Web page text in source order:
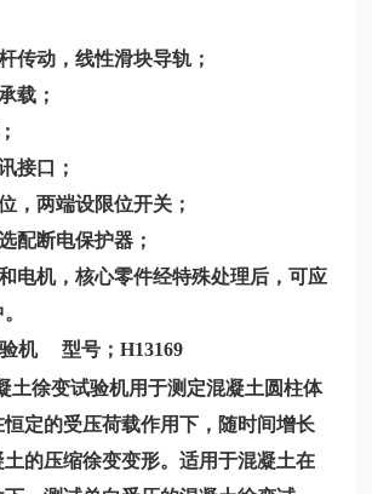
传动，线性滑块导轨；
载；
接口；
，两端设限位开关；
配断电保护器；
电机，核心零件经特殊处理后，可应
验机 型号；H13169
土徐变试验机用于测定混凝土圆柱体
定的受压荷载作用下，随时间增长
的压缩徐变变形。适用于混凝土在